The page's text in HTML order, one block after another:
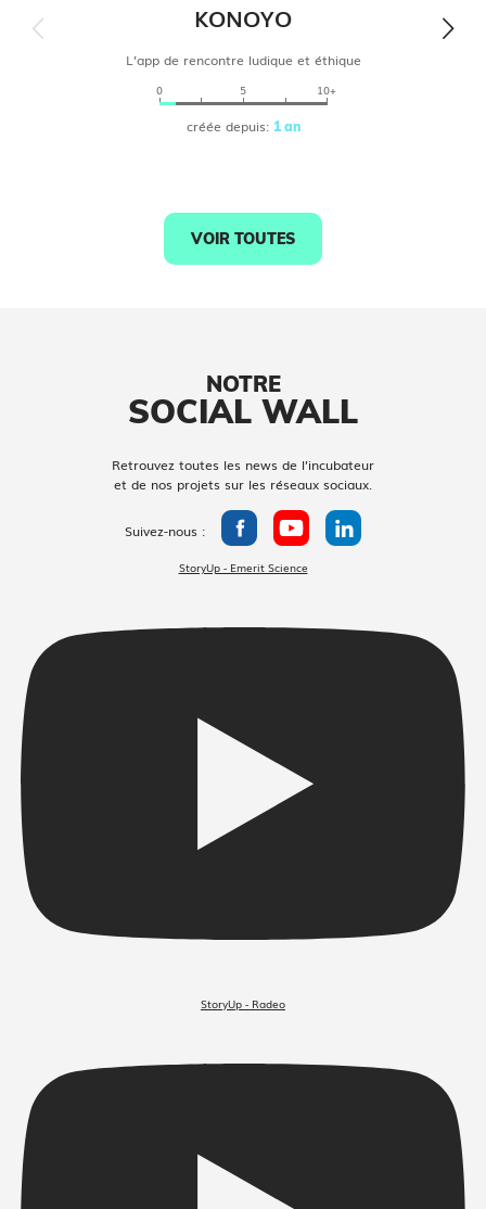
KONOYO
L’app de rencontre ludique et éthique
0 5 10+
créée depuis: 1 an
VOIR TOUTES
NOTRE
SOCIAL WALL
Retrouvez toutes les news de l’incubateur
et de nos projets sur les réseaux sociaux.
Suivez-nous :
StoryUp - Emerit Science
StoryUp - Radeo